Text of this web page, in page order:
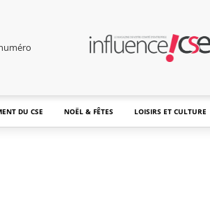
DU CSE NOËL & FÊTES LOISIRS ET CULTURE